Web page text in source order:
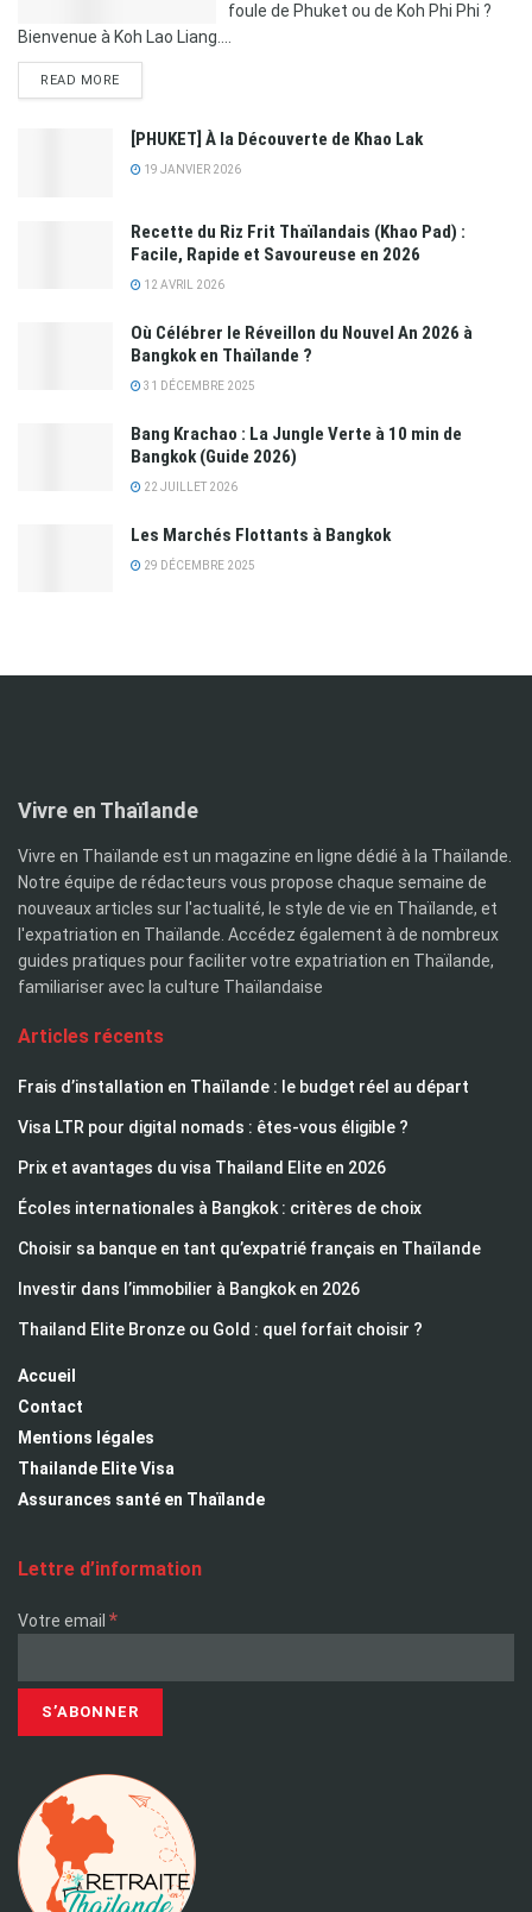
foule de Phuket ou de Koh Phi Phi ?
Bienvenue à Koh Lao Liang....
READ MORE
[PHUKET] À la Découverte de Khao Lak
19 JANVIER 2026
Recette du Riz Frit Thaïlandais (Khao Pad) :
Facile, Rapide et Savoureuse en 2026
12 AVRIL 2026
Où Célébrer le Réveillon du Nouvel An 2026 à
Bangkok en Thaïlande ?
31 DÉCEMBRE 2025
Bang Krachao : La Jungle Verte à 10 min de
Bangkok (Guide 2026)
22 JUILLET 2026
Les Marchés Flottants à Bangkok
29 DÉCEMBRE 2025
Vivre en Thaïlande
Vivre en Thaïlande est un magazine en ligne dédié à la Thaïlande.
Notre équipe de rédacteurs vous propose chaque semaine de
nouveaux articles sur l'actualité, le style de vie en Thaïlande, et
l'expatriation en Thaïlande. Accédez également à de nombreux
guides pratiques pour faciliter votre expatriation en Thaïlande,
familiariser avec la culture Thaïlandaise
Articles récents
Frais d’installation en Thaïlande : le budget réel au départ
Visa LTR pour digital nomads : êtes-vous éligible ?
Prix et avantages du visa Thailand Elite en 2026
Écoles internationales à Bangkok : critères de choix
Choisir sa banque en tant qu’expatrié français en Thaïlande
Investir dans l’immobilier à Bangkok en 2026
Thailand Elite Bronze ou Gold : quel forfait choisir ?
Accueil
Contact
Mentions légales
Thailande Elite Visa
Assurances santé en Thaïlande
Lettre d’information
Votre email *